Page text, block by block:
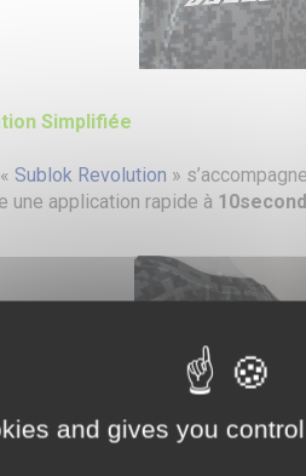
Simplifiée
Sublok Revolution »
application rapide à
and gives you